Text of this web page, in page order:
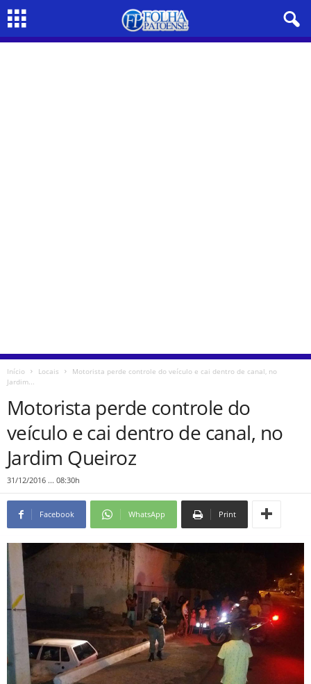
Início Locais
Motorista perde controle do veículo e cai dentro de canal, no
Jardim...
Motorista perde controle do
veículo e cai dentro de canal, no
Jardim Queiroz
31/12/2016 ... 08:30h
Facebook WhatsApp Print